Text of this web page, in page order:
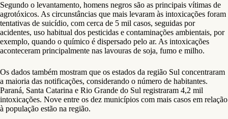
Segundo o levantamento, homens negros são as principais vítimas de
agrotóxicos. As circunstâncias que mais levaram às intoxicações foram
tentativas de suicídio, com cerca de 5 mil casos, seguidas por
acidentes, uso habitual dos pesticidas e contaminações ambientais, por
exemplo, quando o químico é dispersado pelo ar. As intoxicações
aconteceram principalmente nas lavouras de soja, fumo e milho.
Os dados também mostram que os estados da região Sul concentraram
a maioria das notificações, considerando o número de habitantes.
Paraná, Santa Catarina e Rio Grande do Sul registraram 4,2 mil
intoxicações. Nove entre os dez municípios com mais casos em relação
à população estão na região.